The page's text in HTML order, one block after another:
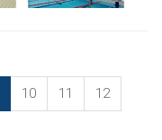
10 11 12